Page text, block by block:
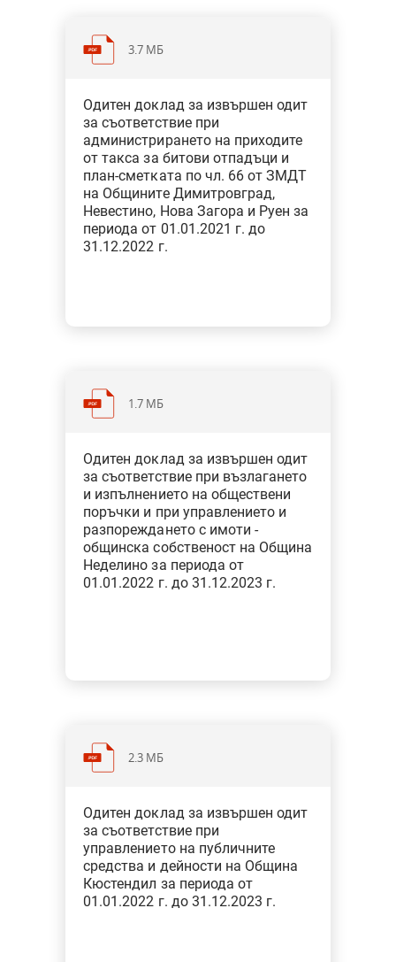
3.7 МБ
Тип: Одит за съответствие при
финансовото управление
Одитен доклад за извършен одит
за съответствие при
администрирането на приходите
от такса за битови отпадъци и
план-сметката по чл. 66 от ЗМДТ
на Общините Димитровград,
Невестино, Нова Загора и Руен за
периода от 01.01.2021 г. до
31.12.2022 г.
1.7 МБ
Тип: Одит за съответствие при
финансовото управление
Одитен доклад за извършен одит
за съответствие при възлагането
и изпълнението на обществени
поръчки и при управлението и
разпореждането с имоти -
общинска собственост на Община
Неделино за периода от
01.01.2022 г. до 31.12.2023 г.
2.3 МБ
Тип: Одит за съответствие при
финансовото управление
Одитен доклад за извършен одит
за съответствие при
управлението на публичните
средства и дейности на Община
Кюстендил за периода от
01.01.2022 г. до 31.12.2023 г.